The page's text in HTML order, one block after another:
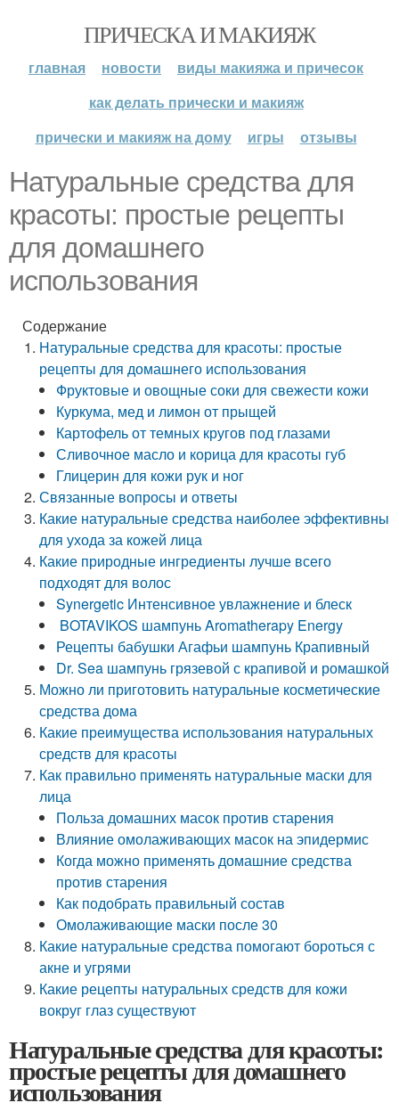
ПРИЧЕСКА И МАКИЯЖ
главная новости
виды макияжа и причесок
как делать прически и макияж
прически и макияж на дому
игры отзывы
Натуральные средства для
красоты: простые рецепты
для домашнего
использования
Содержание
Натуральные средства для красоты: простые
рецепты для домашнего использования
Фруктовые и овощные соки для свежести кожи
Куркума, мед и лимон от прыщей
Картофель от темных кругов под глазами
Сливочное масло и корица для красоты губ
Глицерин для кожи рук и ног
Связанные вопросы и ответы
Какие натуральные средства наиболее эффективны
для ухода за кожей лица
Какие природные ингредиенты лучше всего
подходят для волос
Synergetic Интенсивное увлажнение и блеск
BOTAVIKOS шампунь Aromatherapy Energy
Рецепты бабушки Агафьи шампунь Крапивный
Dr. Sea шампунь грязевой с крапивой и ромашкой
Можно ли приготовить натуральные косметические
средства дома
Какие преимущества использования натуральных
средств для красоты
Как правильно применять натуральные маски для
лица
Польза домашних масок против старения
Влияние омолаживающих масок на эпидермис
Когда можно применять домашние средства
против старения
Как подобрать правильный состав
Омолаживающие маски после 30
Какие натуральные средства помогают бороться с
акне и угрями
Какие рецепты натуральных средств для кожи
вокруг глаз существуют
Натуральные средства для красоты:
простые рецепты для домашнего
использования